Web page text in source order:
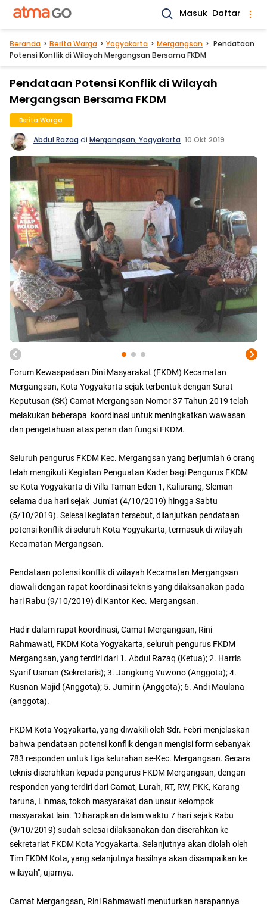
Masuk Daftar
Beranda Berita Warga Yogyakarta Mergangsan
Pendataan
Potensi Konflik di Wilayah Mergangsan Bersama FKDM
Pendataan Potensi Konflik di Wilayah
Mergangsan Bersama FKDM
Berita Warga
Abdul Razaq di Mergangsan, Yogyakarta. 10 Okt 2019
Forum Kewaspadaan Dini Masyarakat (FKDM) Kecamatan
Mergangsan, Kota Yogyakarta sejak terbentuk dengan Surat
Keputusan (SK) Camat Mergangsan Nomor 37 Tahun 2019 telah
melakukan beberapa koordinasi untuk meningkatkan wawasan
dan pengetahuan atas peran dan fungsi FKDM.
Seluruh pengurus FKDM Kec. Mergangsan yang berjumlah 6 orang
telah mengikuti Kegiatan Penguatan Kader bagi Pengurus FKDM
se-Kota Yogyakarta di Villa Taman Eden 1, Kaliurang, Sleman
selama dua hari sejak Jum'at (4/10/2019) hingga Sabtu
(5/10/2019). Selesai kegiatan tersebut, dilanjutkan pendataan
potensi konflik di seluruh Kota Yogyakarta, termasuk di wilayah
Kecamatan Mergangsan.
Pendataan potensi konflik di wilayah Kecamatan Mergangsan
diawali dengan rapat koordinasi teknis yang dilaksanakan pada
hari Rabu (9/10/2019) di Kantor Kec. Mergangsan.
Hadir dalam rapat koordinasi, Camat Mergangsan, Rini
Rahmawati, FKDM Kota Yogyakarta, seluruh pengurus FKDM
Mergangsan, yang terdiri dari 1. Abdul Razaq (Ketua); 2. Harris
Syarif Usman (Sekretaris); 3. Jangkung Yuwono (Anggota); 4.
Kusnan Majid (Anggota); 5. Jumirin (Anggota); 6. Andi Maulana
(anggota).
FKDM Kota Yogyakarta, yang diwakili oleh Sdr. Febri menjelaskan
bahwa pendataan potensi konflik dengan mengisi form sebanyak
783 responden untuk tiga kelurahan se-Kec. Mergangsan. Secara
teknis diserahkan kepada pengurus FKDM Mergangsan, dengan
responden yang terdiri dari Camat, Lurah, RT, RW, PKK, Karang
taruna, Linmas, tokoh masyarakat dan unsur kelompok
masyarakat lain. "Diharapkan dalam waktu 7 hari sejak Rabu
(9/10/2019) sudah selesai dilaksanakan dan diserahkan ke
sekretariat FKDM Kota Yogyakarta. Selanjutnya akan diolah oleh
Tim FKDM Kota, yang selanjutnya hasilnya akan disampaikan ke
wilayah", ujarnya.
Camat Mergangsan, Rini Rahmawati menuturkan harapannya